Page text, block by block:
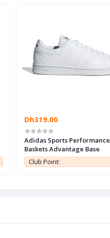
Dh319.00
Adidas Sports Performance
Baskets Advantage Base
Club Point: